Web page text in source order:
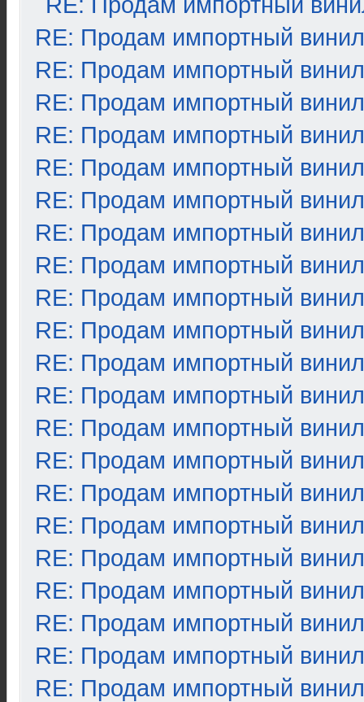
RE: Продам импортный винил
RE: Продам импортный винил
RE: Продам импортный винил
RE: Продам импортный винил
RE: Продам импортный винил
RE: Продам импортный винил
RE: Продам импортный винил
RE: Продам импортный винил
RE: Продам импортный винил
RE: Продам импортный винил
RE: Продам импортный винил
RE: Продам импортный винил
RE: Продам импортный винил
RE: Продам импортный винил
RE: Продам импортный винил
RE: Продам импортный винил
RE: Продам импортный винил
RE: Продам импортный винил
RE: Продам импортный винил
RE: Продам импортный винил
RE: Продам импортный винил